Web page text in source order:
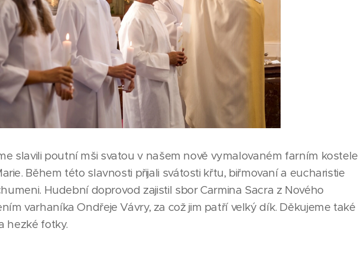
slavili poutní mši svatou v našem nově vymalovaném farním kostele
Během této slavnosti přijali svátosti křtu, biřmovaní a eucharistie
Hudební doprovod zajistil sbor Carmina Sacra z Nového
varhaníka Ondřeje Vávry, za což jim patří velký dík. Děkujeme také
hezké fotky.